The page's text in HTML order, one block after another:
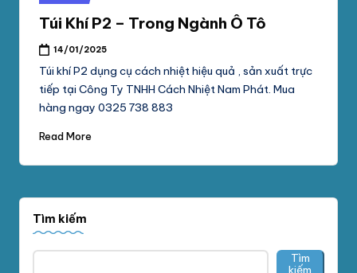
TpHCM,
Dương
in
Túi Khí P2 – Trong Ngành Ô Tô
14/01/2025
Túi khí P2 dụng cụ cách nhiệt hiệu quả , sản xuất trực
tiếp tại Công Ty TNHH Cách Nhiệt Nam Phát. Mua
hàng ngay 0325 738 883
Read More
Tìm kiếm
Tìm